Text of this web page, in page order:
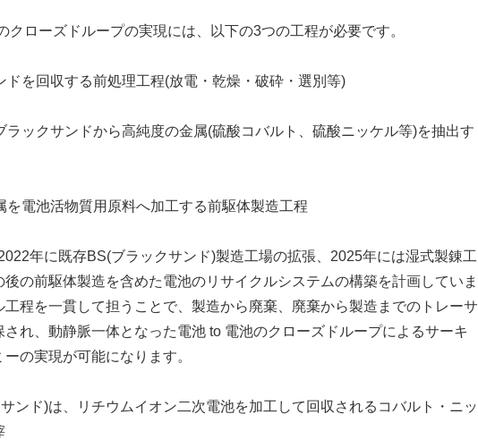
ローズドループの実現には、以下の3つの工程が必要です。
ドを回収する前処理工程(放電・乾燥・破砕・選別等)
ラックサンドから高純度の金属(硫酸コバルト、硫酸ニッケル等)を抽出す
を電池活物質用原料へ加工する前駆体製造工程
年に既存BS(ブラックサンド)製造工場の拡張、2025年には湿式製錬工
後の前駆体製造を含めた電池のリサイクルシステムの構築を計画していま
工程を一貫して担うことで、製造から廃棄、廃棄から製造までのトレーサ
され、動静脈一体となった電池 to 電池のクローズドループによるサーキ
ーの実現が可能になります。
ンド)は、リチウムイオン二次電池を加工して回収されるコバルト・ニッ